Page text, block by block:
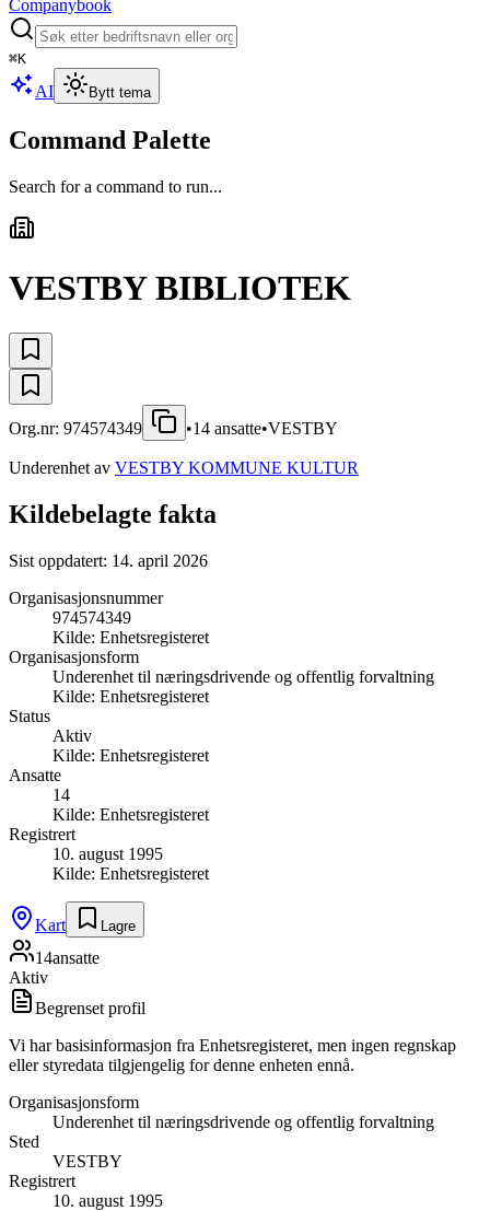
Companybook
⌘K
AI Bytt tema
Command Palette
Search for a command to run...
VESTBY BIBLIOTEK
Org.nr: 974574349 •14 ansatte•VESTBY
Underenhet av VESTBY KOMMUNE KULTUR
Kildebelagte fakta
Sist oppdatert: 14. april 2026
Organisasjonsnummer
974574349
Kilde: Enhetsregisteret
Organisasjonsform
Underenhet til næringsdrivende og offentlig forvaltning
Kilde: Enhetsregisteret
Status
Aktiv
Kilde: Enhetsregisteret
Ansatte
14
Kilde: Enhetsregisteret
Registrert
10. august 1995
Kilde: Enhetsregisteret
Kart Lagre
14ansatte
Aktiv
Begrenset profil
Vi har basisinformasjon fra Enhetsregisteret, men ingen regnskap
eller styredata tilgjengelig for denne enheten ennå.
Organisasjonsform
Underenhet til næringsdrivende og offentlig forvaltning
Sted
VESTBY
Registrert
10. august 1995